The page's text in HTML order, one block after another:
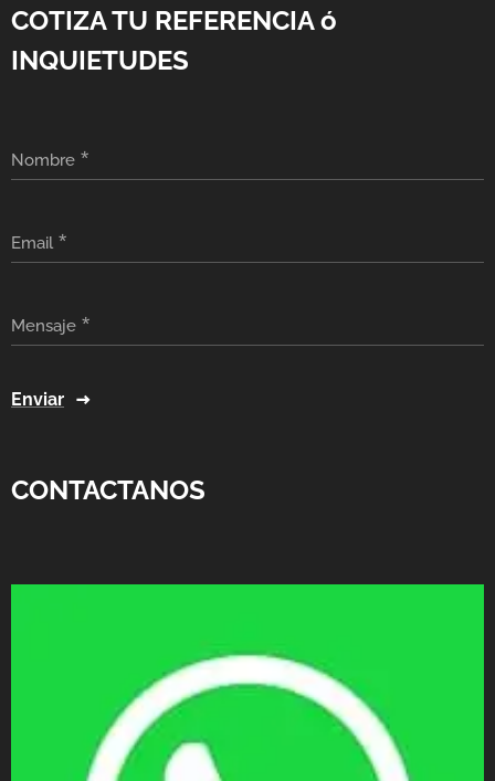
COTIZA TU REFERENCIA ó
INQUIETUDES
Nombre
Email
Mensaje
Enviar
CONTACTANOS